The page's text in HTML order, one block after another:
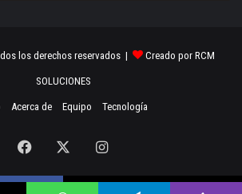
los derechos reservados | Creado por RCM
SOLUCIONES
Acerca de Equipo Tecnología
Facebook Instagram